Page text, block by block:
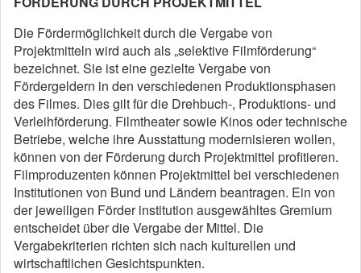
Die Fördermöglichkeit durch die Vergabe von
Projektmitteln wird auch als „selektive Filmförderung“
bezeichnet. Sie ist eine gezielte Vergabe von
Fördergeldern in den verschiedenen Produktionsphasen
des Filmes. Dies gilt für die Drehbuch-, Produktions- und
Verleihförderung. Filmtheater sowie Kinos oder technische
Betriebe, welche ihre Ausstattung modernisieren wollen,
können von der Förderung durch Projektmittel profitieren.
Filmproduzenten können Projektmittel bei verschiedenen
Institutionen von Bund und Ländern beantragen. Ein von
der jeweiligen Förder institution ausgewähltes Gremium
entscheidet über die Vergabe der Mittel. Die
Vergabekriterien richten sich nach kulturellen und
wirtschaftlichen Gesichtspunkten.